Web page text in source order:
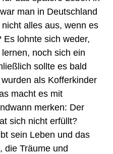
man in Deutschland
alles aus, wenn es
Es lohnte sich weder,
noch sich ein
sollte es bald
als Kofferkinder
macht es mit
merken: Der
sich nicht erfüllt?
sein Leben und das
die Träume und